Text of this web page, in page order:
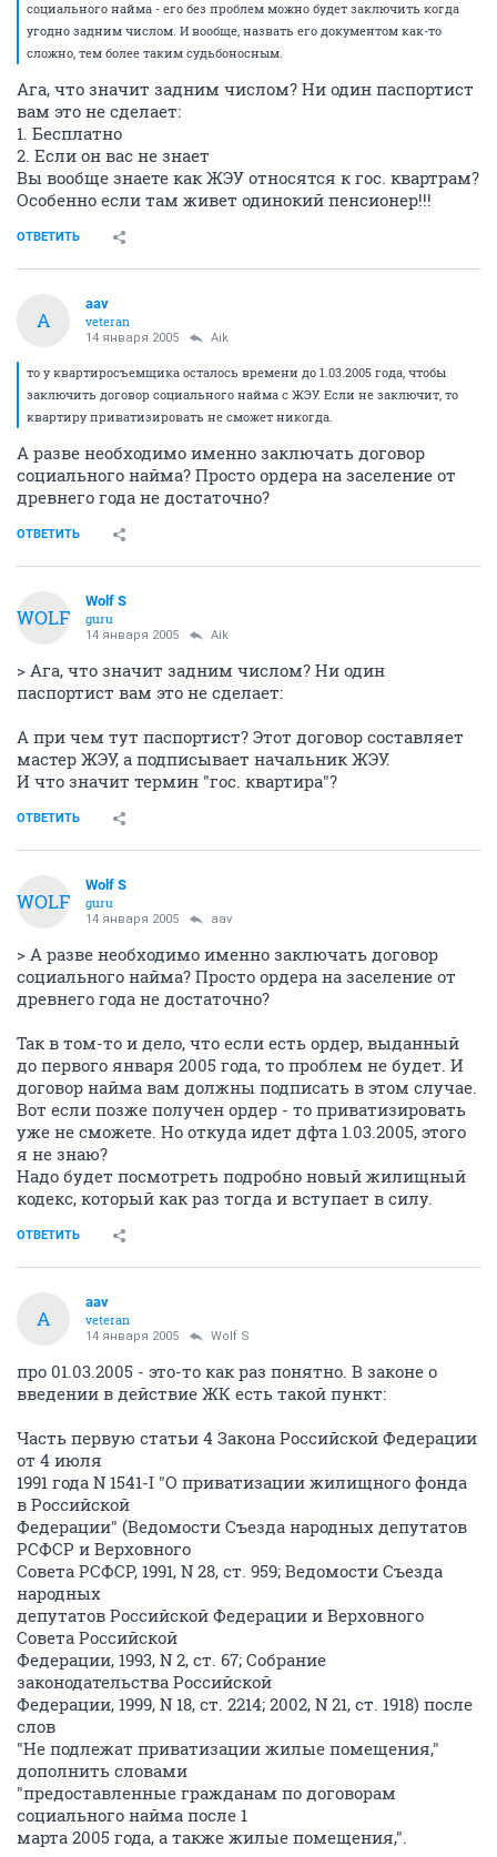
социального найма - его без проблем можно будет заключить когда
угодно задним числом. И вообще, назвать его документом как-то
сложно, тем более таким судьбоносным.
Ага, что значит задним числом? Ни один паспортист
вам это не сделает:
1. Бесплатно
2. Если он вас не знает
Вы вообще знаете как ЖЭУ относятся к гос. квартрам?
Особенно если там живет одинокий пенсионер!!!
ОТВЕТИТЬ
A
aav
veteran
14 января 2005 Aik
то у квартиросъемщика осталось времени до 1.03.2005 года, чтобы
заключить договор социального найма с ЖЭУ. Если не заключит, то
квартиру приватизировать не сможет никогда.
А разве необходимо именно заключать договор
социального найма? Просто ордера на заселение от
древнего года не достаточно?
ОТВЕТИТЬ
WOLF
Wolf S
guru
14 января 2005 Aik
> Ага, что значит задним числом? Ни один
паспортист вам это не сделает:
А при чем тут паспортист? Этот договор составляет
мастер ЖЭУ, а подписывает начальник ЖЭУ.
И что значит термин "гос. квартира"?
ОТВЕТИТЬ
WOLF
Wolf S
guru
14 января 2005 aav
> А разве необходимо именно заключать договор
социального найма? Просто ордера на заселение от
древнего года не достаточно?
Так в том-то и дело, что если есть ордер, выданный
до первого января 2005 года, то проблем не будет. И
договор найма вам должны подписать в этом случае.
Вот если позже получен ордер - то приватизировать
уже не сможете. Но откуда идет дфта 1.03.2005, этого
я не знаю?
Надо будет посмотреть подробно новый жилищный
кодекс, который как раз тогда и вступает в силу.
ОТВЕТИТЬ
A
aav
veteran
14 января 2005 Wolf S
про 01.03.2005 - это-то как раз понятно. В законе о
введении в действие ЖК есть такой пункт:
Часть первую статьи 4 Закона Российской Федерации
от 4 июля
1991 года N 1541-I "О приватизации жилищного фонда
в Российской
Федерации" (Ведомости Съезда народных депутатов
РСФСР и Верховного
Совета РСФСР, 1991, N 28, ст. 959; Ведомости Съезда
народных
депутатов Российской Федерации и Верховного
Совета Российской
Федерации, 1993, N 2, ст. 67; Собрание
законодательства Российской
Федерации, 1999, N 18, ст. 2214; 2002, N 21, ст. 1918) после
слов
"Не подлежат приватизации жилые помещения,"
дополнить словами
"предоставленные гражданам по договорам
социального найма после 1
марта 2005 года, а также жилые помещения,".